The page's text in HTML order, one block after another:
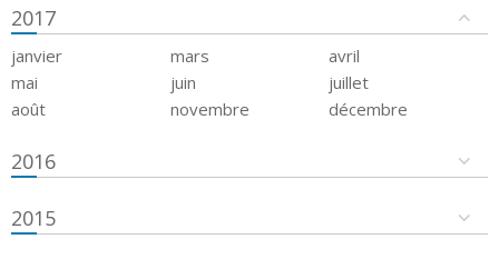
2017
janvier mars
avril
mai
juin
juillet
août
novembre décembre
2016
2015